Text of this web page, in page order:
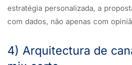
estratégia personalizada, a
com dados, não apenas com
4) Arquitectura de